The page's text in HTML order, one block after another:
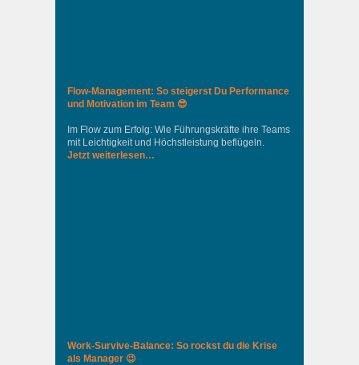
Flow-Management: So steigerst Du Performance
und Motivation im Team 😎
Im Flow zum Erfolg: Wie Führungskräfte ihre Teams
mit Leichtigkeit und Höchstleistung beflügeln.
Jetzt weiterlesen…
Work-Survive-Balance: So rockst du die Krise
als Manager 😉